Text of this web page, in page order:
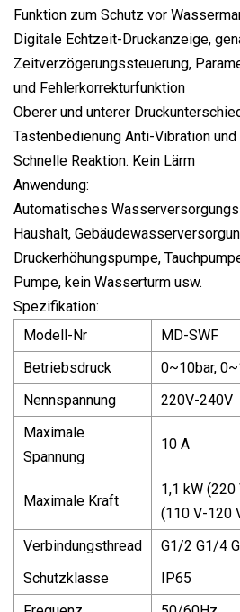
Funktion zum Schutz vor
Digitale Echtzeit-Druckanzeige,
Zeitverzögerungssteuerung,
und Fehlerkorrekturfunktion
Oberer und unterer
Tastenbedienung Anti-Vibration
Schnelle Reaktion. Kein Lärm
Anwendung:
Automatisches
Haushalt,
Druckerhöhungspumpe,
Pumpe, kein Wasserturm usw.
Spezifikation:
Modell-Nr
MD-SWF
Betriebsdruck
0~10bar,
Nennspannung
220V-240V
Maximale
Spannung
10 A
Maximale Kraft
1,1 kW
(110 V-120
Verbindungsthread
G1/2 G1/4
Schutzklasse
IP65